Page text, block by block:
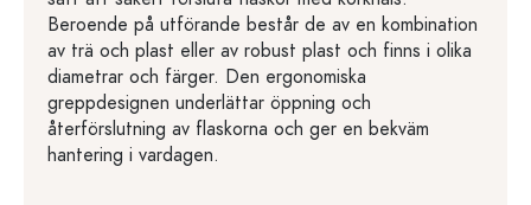
Beroende på utförande består de av en kombination
av trä och plast eller av robust plast och finns i olika
diametrar och färger. Den ergonomiska
greppdesignen underlättar öppning och
återförslutning av flaskorna och ger en bekväm
hantering i vardagen.